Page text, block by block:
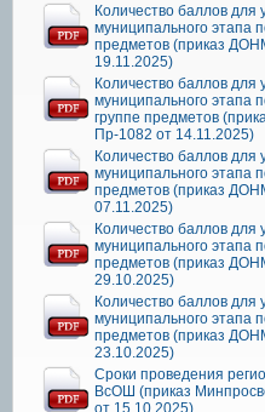
Количество баллов для
муниципального этапа
предметов (приказ
19.11.2025)
Количество баллов для
муниципального этапа
группе предметов
Пр-1082 от 14.11.2025)
Количество баллов для
муниципального этапа
предметов (приказ
07.11.2025)
Количество баллов для
муниципального этапа
предметов (приказ
29.10.2025)
Количество баллов для
муниципального этапа
предметов (приказ
23.10.2025)
Сроки проведения
ВсОШ (приказ
от 15.10.2025)